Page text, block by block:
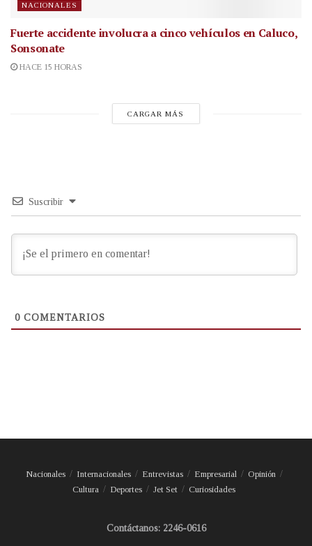
NACIONALES
Fuerte accidente involucra a cinco vehículos en Caluco,
Sonsonate
HACE 15 HORAS
CARGAR MÁS
Suscribir
0 COMENTARIOS
Nacionales Internacionales Entrevistas Empresarial
Opinión
Cultura
Deportes Jet Set Curiosidades
Contáctanos: 2246-0616